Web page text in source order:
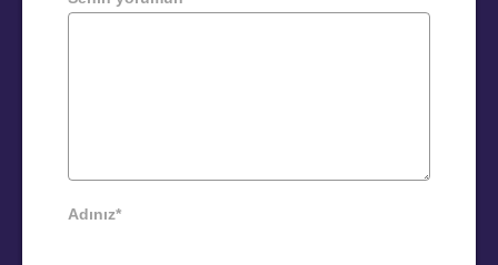
Adınız*